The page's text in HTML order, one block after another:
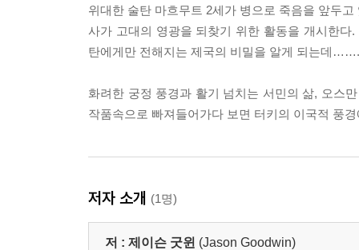
위대한 술탄 마흐무트 2세가 병으로 죽음을 앞두
사가 고대의 영광을 되찾기 위한 활동을 개시한다
탄에게만 전해지는 제국의 비밀을 알게 되는데…….
화려한 궁정 풍경과 활기 넘치는 서민의 삶, 오스
작품속으로 빠져들어가다 보면 터키의 이국적 풍
저자 소개 (1명)
저 : 제이슨 굿윈 (Jason Goodwin)